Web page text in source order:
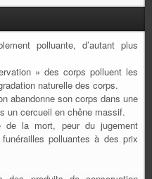
polluante, d’autant plus
» des corps polluent les
naturelle des corps.
abandonne son corps dans une
un cercueil en chêne massif.
de la mort, peur du jugement
funérailles polluantes à des prix